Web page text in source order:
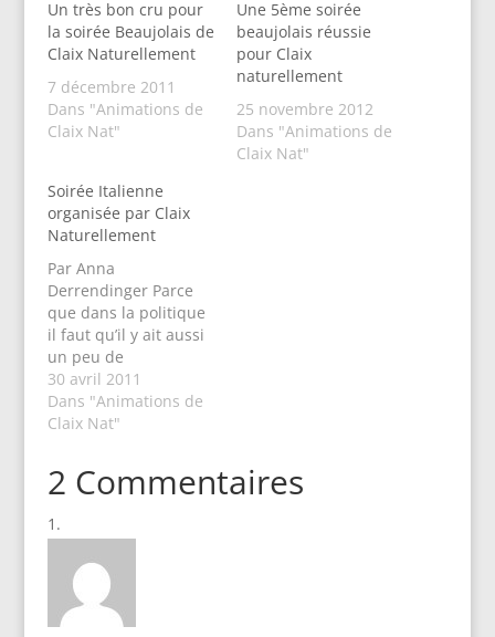
Un très bon cru pour
la soirée Beaujolais de
Claix Naturellement
7 décembre 2011
Dans "Animations de
Claix Nat"
Une 5ème soirée
beaujolais réussie
pour Claix
naturellement
25 novembre 2012
Dans "Animations de
Claix Nat"
Soirée Italienne
organisée par Claix
Naturellement
Par Anna
Derrendinger Parce
que dans la politique
il faut qu’il y ait aussi
un peu de
convivialité,
l’association Claix
Naturellement
des soirées. Cela
permet de rencontrer
cadre sympathique
tête ! En novembre
c’est la traditionnelle
soirée beaujolais…
30 avril 2011
Dans "Animations de
Claix Nat"
2 Commentaires